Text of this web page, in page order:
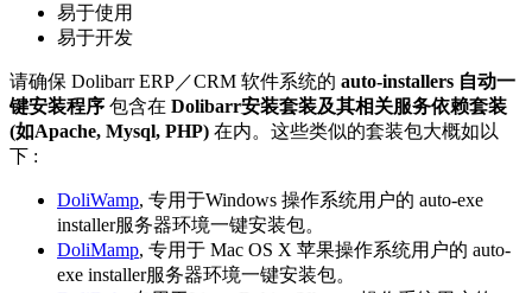
易于使用
易于开发
请确保 Dolibarr ERP／CRM 软件系统的 auto-installers 自动一
键安装程序 包含在 Dolibarr安装套装及其相关服务依赖套装
(如Apache, Mysql, PHP) 在内。这些类似的套装包大概如以
下 :
DoliWamp, 专用于Windows 操作系统用户的 auto-exe
installer服务器环境一键安装包。
DoliMamp, 专用于 Mac OS X 苹果操作系统用户的 auto-
exe installer服务器环境一键安装包。